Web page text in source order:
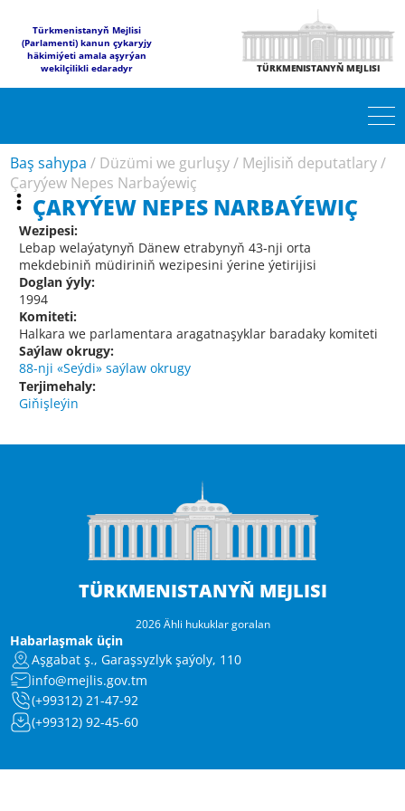
Türkmenistanyň Mejlisi
(Parlamenti) kanun çykaryjy
häkimiýeti amala aşyrýan
wekilçilikli edaradyr
TÜRKMENISTANYŇ MEJLISI
Baş sahypa / Düzümi we gurluşy/ Mejlisiň deputatlary/
Çaryýew Nepes Narbaýewiç
ÇARYÝEW NEPES NARBAÝEWIÇ
Wezipesi:
Lebap welaýatynyň Dänew etrabynyň 43-nji orta
mekdebiniň müdiriniň wezipesini ýerine ýetirijisi
Doglan ýyly:
1994
Komiteti:
Halkara we parlamentara aragatnaşyklar baradaky komiteti
Saýlaw okrugy:
88-nji «Seýdi» saýlaw okrugy
Terjimehaly:
Giňişleýin
TÜRKMENISTANYŇ MEJLISI
2026 Ähli hukuklar goralan
Habarlaşmak üçin
Aşgabat ş., Garaşsyzlyk şaýoly, 110
info@mejlis.gov.tm
(+99312) 21-47-92
(+99312) 92-45-60